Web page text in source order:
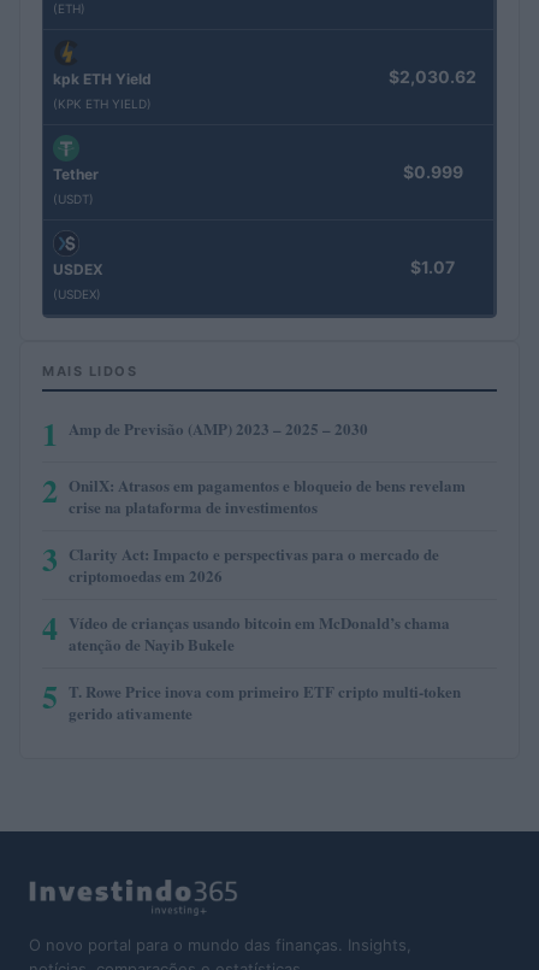
(ETH)
kpk ETH Yield
(KPK ETH YIELD)
$2,030.62
Tether
(USDT)
$0.999
USDEX
(USDEX)
$1.07
MAIS LIDOS
1 Amp de Previsão (AMP) 2023 – 2025 – 2030
2 OnilX: Atrasos em pagamentos e bloqueio de bens revelam
crise na plataforma de investimentos
3 Clarity Act: Impacto e perspectivas para o mercado de
criptomoedas em 2026
4 Vídeo de crianças usando bitcoin em McDonald’s chama
atenção de Nayib Bukele
5 T. Rowe Price inova com primeiro ETF cripto multi-token
gerido ativamente
O novo portal para o mundo das finanças. Insights,